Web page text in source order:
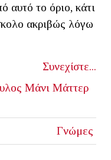
αυτό το όριο, κάτι
ακριβώς λόγω
Συνεχίστε...
Μάνι Μάττερ
Γνώμες